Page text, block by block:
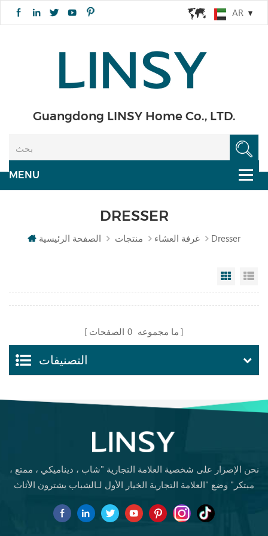
AR
Guangdong LINSY Home Co., LTD.
DRESSER
الصفحة الرئيسية منتجات غرفة العشاء Dresser
Grid
ما مجموعه 0 الصفحات
التصنيفات
نحن الإصرار على شخصية العلامة التجارية "شاب ، ديناميكي ، ممتع ،
مبتكر" وضع "العلامة التجارية الخيار الأول لـالشباب يشترون الأثاث